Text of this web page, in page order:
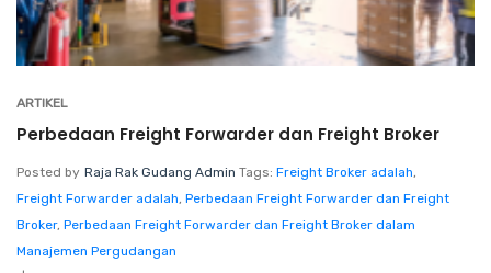
ARTIKEL
Perbedaan Freight Forwarder dan Freight Broker
Posted by Raja Rak Gudang Admin Tags: Freight Broker adalah,
Freight Forwarder adalah, Perbedaan Freight Forwarder dan Freight
Broker, Perbedaan Freight Forwarder dan Freight Broker dalam
Manajemen Pergudangan